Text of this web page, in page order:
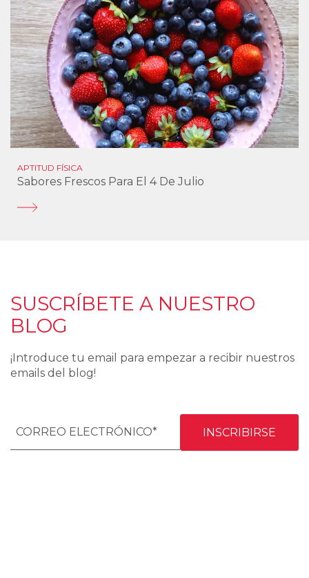
APTITUD FÍSICA
Sabores Frescos Para El 4 De Julio
SUSCRÍBETE A NUESTRO
BLOG
¡Introduce tu email para empezar a recibir nuestros
emails del blog!